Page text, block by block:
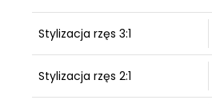
Stylizacja rzęs 3:1
Stylizacja rzęs 2:1